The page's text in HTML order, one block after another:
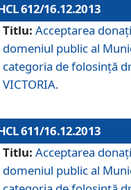
612/16.12.2013
Titlu: Acceptarea
domeniul public al
categoria de folosinţă
VICTORIA.
611/16.12.2013
Titlu: Acceptarea
domeniul public al